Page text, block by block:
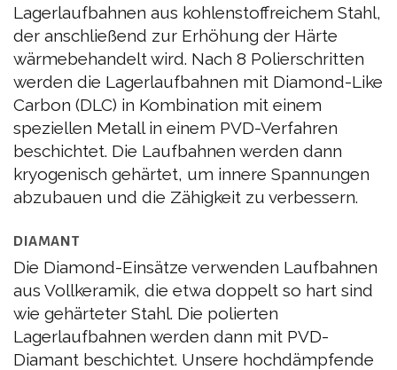
Lagerlaufbahnen aus kohlenstoffreichem Stahl,
der anschließend zur Erhöhung der Härte
wärmebehandelt wird. Nach 8 Polierschritten
werden die Lagerlaufbahnen mit Diamond-Like
Carbon (DLC) in Kombination mit einem
speziellen Metall in einem PVD-Verfahren
beschichtet. Die Laufbahnen werden dann
kryogenisch gehärtet, um innere Spannungen
abzubauen und die Zähigkeit zu verbessern.
DIAMANT
Die Diamond-Einsätze verwenden Laufbahnen
aus Vollkeramik, die etwa doppelt so hart sind
wie gehärteter Stahl. Die polierten
Lagerlaufbahnen werden dann mit PVD-
Diamant beschichtet. Unsere hochdämpfende